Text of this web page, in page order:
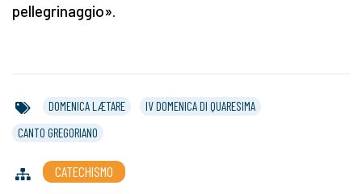
pellegrinaggio».
DOMENICA LÆTARE
IV DOMENICA DI QUARESIMA
CANTO GREGORIANO
CATECHISMO